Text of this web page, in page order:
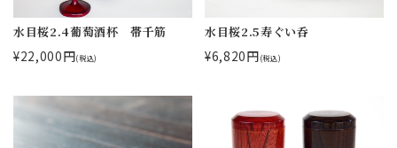
水目桜2.4葡萄酒杯 帯千筋
¥22,000円(税込)
水目桜2.5寿ぐい呑
¥6,820円(税込)